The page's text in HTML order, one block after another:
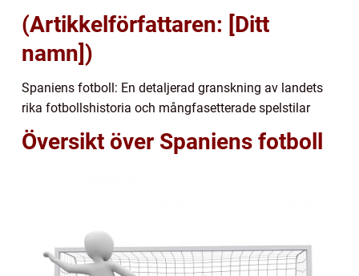
(Artikkelförfattaren: [Ditt
namn])
Spaniens fotboll: En detaljerad granskning av landets
rika fotbollshistoria och mångfasetterade spelstilar
Översikt över Spaniens fotboll